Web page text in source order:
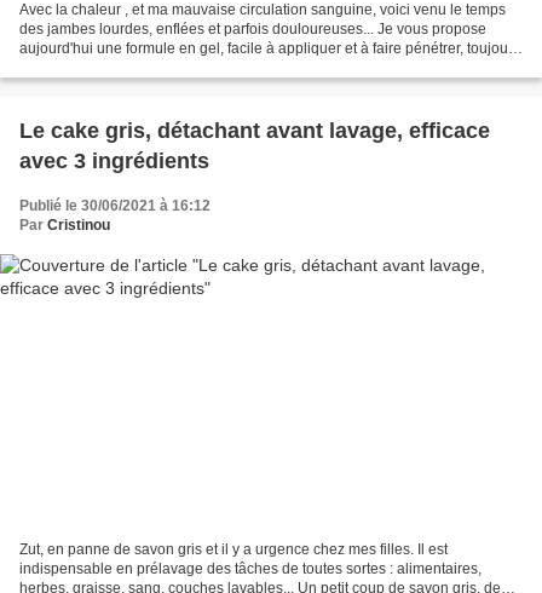
Avec la chaleur , et ma mauvaise circulation sanguine, voici venu le temps
des jambes lourdes, enflées et parfois douloureuses... Je vous propose
aujourd'hui une formule en gel, facile à appliquer et à faire pénétrer, toujours
Le cake gris, détachant avant lavage, efficace
avec 3 ingrédients
Publié le 30/06/2021 à 16:12
Par Cristinou
Zut, en panne de savon gris et il y a urgence chez mes filles. Il est
indispensable en prélavage des tâches de toutes sortes : alimentaires,
herbes, graisse, sang, couches lavables... Un petit coup de savon gris, de